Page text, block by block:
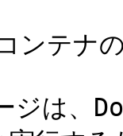
ンテナ
は、